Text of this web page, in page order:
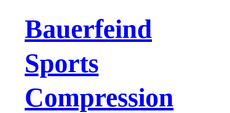
Bauerfeind
Sports
Compression